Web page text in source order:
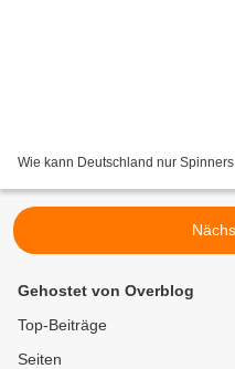
Wie kann Deutschland nur
Gehostet von Overblog
Top-Beiträge
Seiten